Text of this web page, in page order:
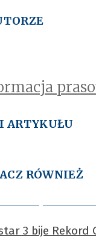
ARTYKUŁU
RÓWNIEŻ
3 bije Rekord